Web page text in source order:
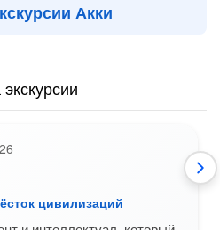
Акки
цивилизаций